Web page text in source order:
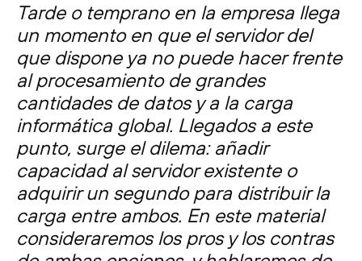
Tarde o temprano en la empresa llega
un momento en que el servidor del
que dispone ya no puede hacer frente
al procesamiento de grandes
cantidades de datos y a la carga
informática global. Llegados a este
punto, surge el dilema: añadir
capacidad al servidor existente o
adquirir un segundo para distribuir la
carga entre ambos. En este material
consideraremos los pros y los contras